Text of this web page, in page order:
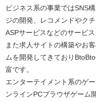
ビジネス系の事業ではSNS
ジの開発、レコメンドやク
ASPサービスなどのサービス
また求人サイトの構築やお
ムを開発してきており
富です。
エンターテイメント系のゲ
ンラインPCブラウザゲーム